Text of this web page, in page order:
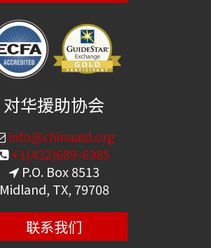
对华援助协会
info@chinaaid.org
+1(432)689-6985
P.O. Box 8513
Midland, TX, 79708
联系我们